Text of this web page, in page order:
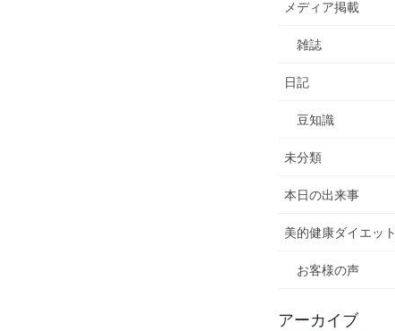
メディア掲載
雑誌
日記
豆知識
未分類
本日の出来事
美的健康ダイエット
お客様の声
アーカイブ